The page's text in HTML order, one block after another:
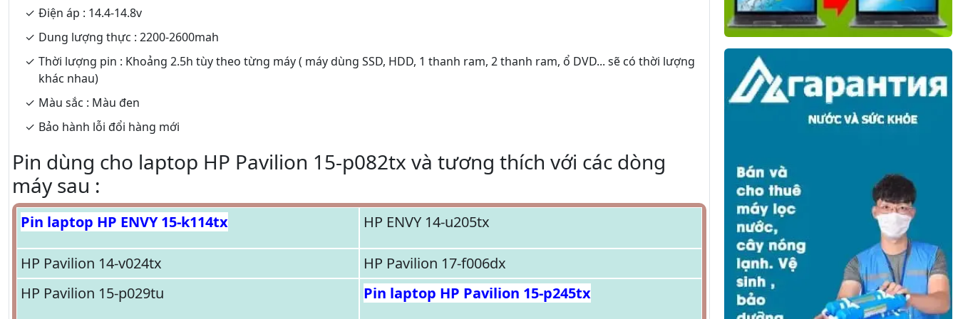
Điện áp : 14.4-14.8v
Dung lượng thực : 2200-2600mah
Thời lượng pin : Khoảng 2.5h tùy theo từng máy ( máy dùng SSD, HDD, 1 thanh ram, 2 thanh ram, ổ DVD... sẽ có thời lượng
khác nhau)
Màu sắc : Màu đen
Bảo hành lỗi đổi hàng mới
Pin dùng cho laptop HP Pavilion 15-p082tx và tương thích với các dòng
máy sau :
Pin laptop HP ENVY 15-k114tx HP ENVY 14-u205tx
HP Pavilion 14-v024tx
HP Pavilion 17-f006dx
HP Pavilion 15-p029tu
Pin laptop HP Pavilion 15-p245tx